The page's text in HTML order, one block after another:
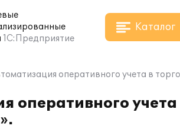
1С:Предприятие
Каталог
оперативного учета в
оперативного